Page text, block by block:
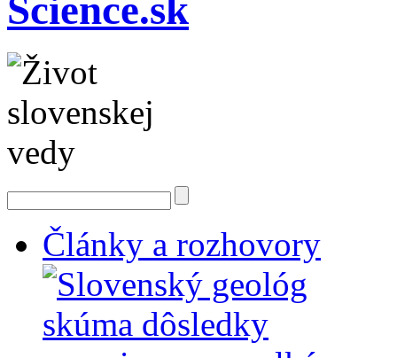
Články a rozhovory